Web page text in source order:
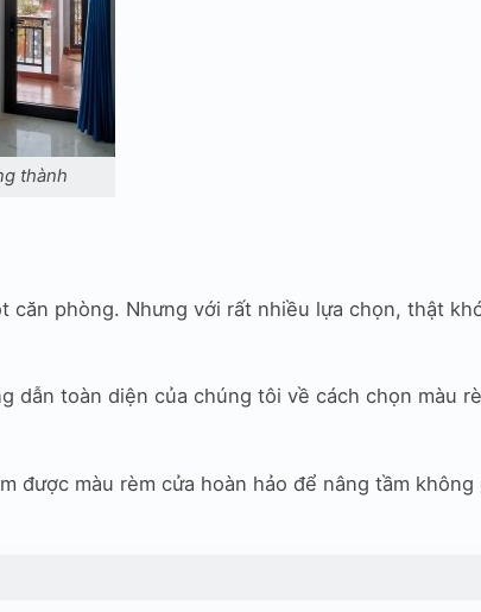
thành
căn phòng. Nhưng với rất nhiều lựa chọn, thật
dẫn toàn diện của chúng tôi về cách chọn màu
được màu rèm cửa hoàn hảo để nâng tầm không